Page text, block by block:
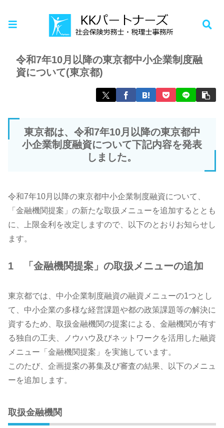
お知らせ
令和7年10月以降の東京都中小企業制度融
資について(東京都)
東京都は、令和7年10月以降の東京都中
小企業制度融資について下記内容を発表
しました。
令和7年10月以降の東京都中小企業制度融資について、
「金融機関提案」の新たな取扱メニューを追加するととも
に、上限金利を改定しますので、以下のとおりお知らせし
ます。
1 「金融機関提案」の取扱メニューの追加
東京都では、中小企業制度融資の融資メニューの1つとし
て、中小企業の多様な経営課題や都の政策課題等の解決に
資するため、取扱金融機関の提案による、金融機関が有す
る独自の工夫、ノウハウ及びネットワークを活用した融資
メニュー「金融機関提案」を実施しています。
このたび、企画提案の募集及び審査の結果、以下のメニュ
ーを追加します。
取扱金融機関